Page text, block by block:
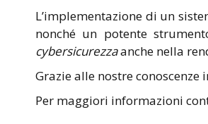
L’implementazione di un
nonché un potente
cybersicurezzaanche nella
Grazie alle nostre
Per maggiori informazioni